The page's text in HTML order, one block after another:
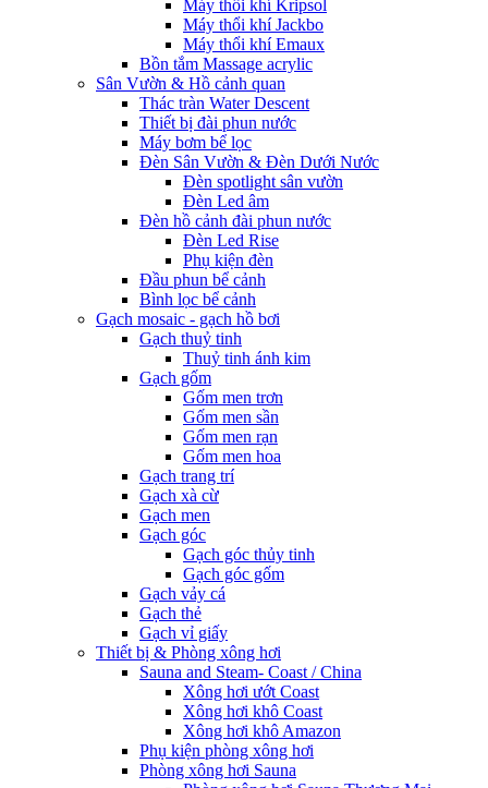
Máy thổi khí Kripsol
Máy thổi khí Jackbo
Máy thổi khí Emaux
Bồn tắm Massage acrylic
Sân Vườn & Hồ cảnh quan
Thác tràn Water Descent
Thiết bị đài phun nước
Máy bơm bể lọc
Đèn Sân Vườn & Đèn Dưới Nước
Đèn spotlight sân vườn
Đèn Led âm
Đèn hồ cảnh đài phun nước
Đèn Led Rise
Phụ kiện đèn
Đầu phun bể cảnh
Bình lọc bể cảnh
Gạch mosaic - gạch hồ bơi
Gạch thuỷ tinh
Thuỷ tinh ánh kim
Gạch gốm
Gốm men trơn
Gốm men sần
Gốm men rạn
Gốm men hoa
Gạch trang trí
Gạch xà cừ
Gạch men
Gạch góc
Gạch góc thủy tinh
Gạch góc gốm
Gạch vảy cá
Gạch thẻ
Gạch vỉ giấy
Thiết bị & Phòng xông hơi
Sauna and Steam- Coast / China
Xông hơi ướt Coast
Xông hơi khô Coast
Xông hơi khô Amazon
Phụ kiện phòng xông hơi
Phòng xông hơi Sauna